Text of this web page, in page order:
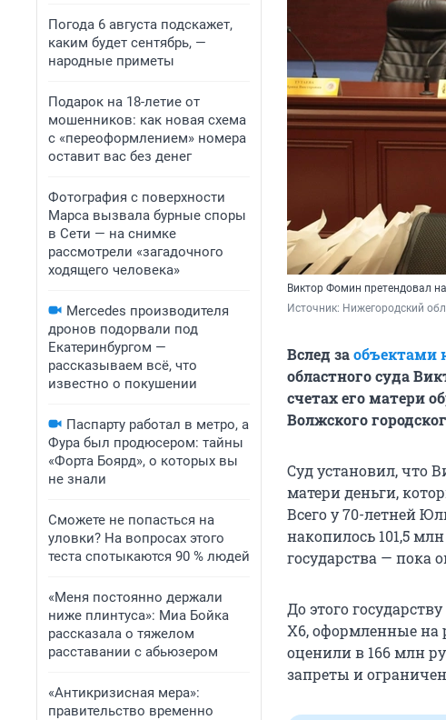
Погода 6 августа подскажет,
каким будет сентябрь, —
народные приметы
Подарок на 18-летие от
мошенников: как новая схема
с «переоформлением» номера
оставит вас без денег
Фотография с поверхности
Марса вызвала бурные споры
в Сети — на снимке
рассмотрели «загадочного
ходящего человека»
Mercedes производителя
дронов подорвали под
Екатеринбургом —
рассказываем всё, что
известно о покушении
Паспарту работал в метро, а
Фура был продюсером: тайны
«Форта Боярд», о которых вы
не знали
Сможете не попасться на
уловки? На вопросах этого
теста спотыкаются 90 % людей
«Меня постоянно держали
ниже плинтуса»: Миа Бойка
рассказала о тяжелом
расставании с абьюзером
«Антикризисная мера»:
правительство временно
Виктор Фомин претендовал
Источник: Нижегородский
Вслед заобъектами
областного суда
счетах его матери
Волжского
Суд установил, что
матери деньги,
Всего у 70-летней
накопилось 101,5
государства — пока
До этого государству
X6, оформленные на
оценили в 166 млн
запреты и